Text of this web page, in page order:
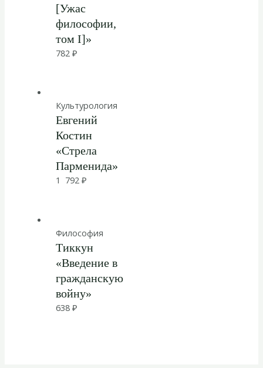
[Ужас
философии,
том I]»
782₽
Культурология
Евгений
Костин
«Стрела
Парменида»
1 792₽
Философия
Тиккун
«Введение в
гражданскую
войну»
638₽